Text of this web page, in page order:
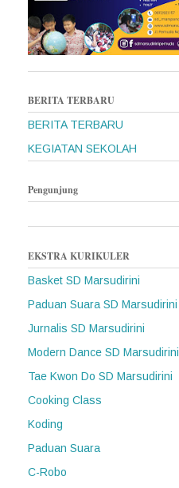
BERITA TERBARU
BERITA TERBARU
KEGIATAN SEKOLAH
Pengunjung
EKSTRA KURIKULER
Basket SD Marsudirini
Paduan Suara SD Marsudirini
Jurnalis SD Marsudirini
Modern Dance SD Marsudirini
Tae Kwon Do SD Marsudirini
Cooking Class
Koding
Paduan Suara
C-Robo